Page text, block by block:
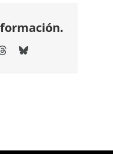
ThreadsBluesky